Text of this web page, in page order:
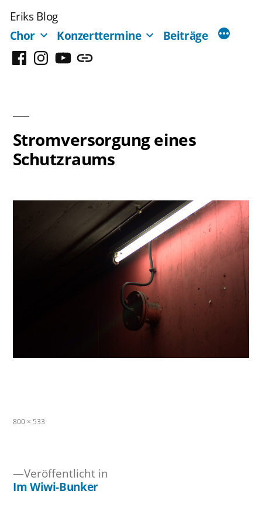
Inhalt
springen
Eriks Blog
Chor
Konzerttermine Beiträge
FacebookInstagram
YouTubeMastodon
Stromversorgung eines
Schutzraums
Originalgröße
800 × 533
Veröffentlicht in
Im Wiwi-Bunker